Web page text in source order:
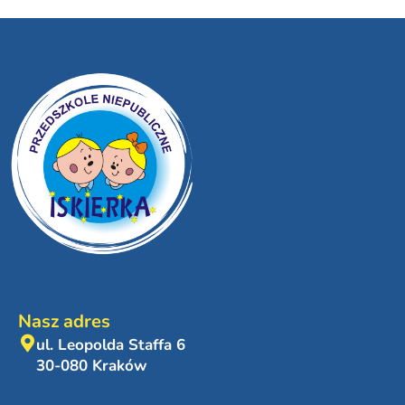
Nasz adres
ul. Leopolda Staffa 6
30-080 Kraków